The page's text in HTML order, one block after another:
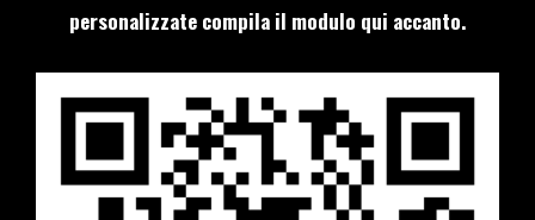
personalizzate compila il modulo qui accanto.